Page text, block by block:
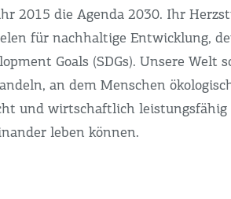
2015 die Agenda 2030. Ihr
für nachhaltige Entwicklung,
Goals (SDGs). Unsere Welt
an dem Menschen
und wirtschaftlich leistungsfähig
leben können.